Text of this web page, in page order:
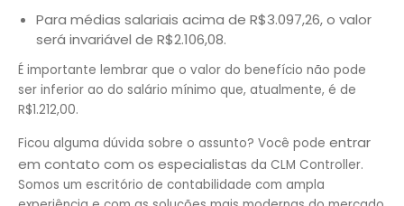
Para médias salariais acima de R$3.097,26, o valor
será invariável de R$2.106,08.
É importante lembrar que o valor do benefício não pode
ser inferior ao do salário mínimo que, atualmente, é de
R$1.212,00.
Ficou alguma dúvida sobre o assunto? Você pode entrar
em contato com os especialistas da CLM Controller.
Somos um escritório de contabilidade com ampla